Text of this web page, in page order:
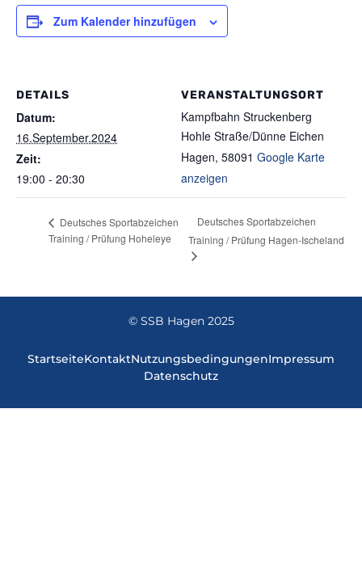
Zum Kalender hinzufügen
DETAILS
Datum:
16.September.2024
Zeit:
19:00 - 20:30
VERANSTALTUNGSORT
Kampfbahn Struckenberg
Hohle Straße/Dünne Eichen
Hagen, 58091 Google Karte
anzeigen
Deutsches Sportabzeichen
Training / Prüfung Hoheleye
Deutsches Sportabzeichen
Training / Prüfung Hagen-Ischeland
© SSB Hagen 2025
StartseiteKontaktNutzungsbedingungenImpressum
Datenschutz